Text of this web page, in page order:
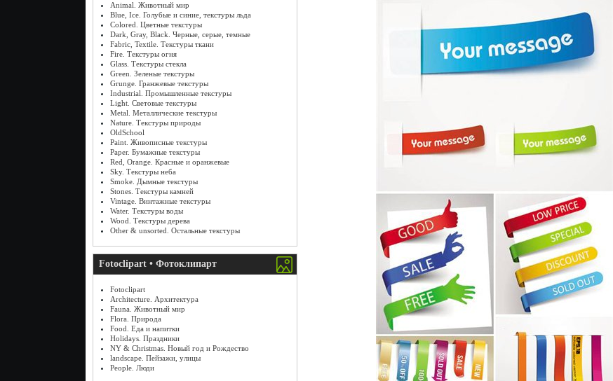
Animal. Животный мир
Blue, Ice. Голубые и синие, текстуры льда
Colored. Цветные текстуры
Dark, Gray, Black. Черные, серые, темные
Fabric, Textile. Текстуры ткани
Fire. Текстуры огня
Glass. Текстуры стекла
Green. Зеленые текстуры
Grunge. Гранжевые текстуры
Industrial. Промышленные текстуры
Light. Световые текстуры
Metal. Металлические текстуры
Nature. Текстуры природы
OldSchool
Paint. Живописные текстуры
Paper. Бумажные текстуры
Red, Orange. Красные и оранжевые
Sky. Текстуры неба
Smoke. Дымные текстуры
Stones. Текстуры камней
Vintage. Винтажные текстуры
Water. Текстуры воды
Wood. Текстуры дерева
Other & unsorted. Остальные текстуры
Fotoclipart • Фотоклипарт
Fotoclipart
Architecture. Архитектура
Fauna. Животный мир
Flora. Природа
Food. Еда и напитки
Holidays. Праздники
NY & Christmas. Новый год и Рождество
landscape. Пейзажи, улицы
People. Люди